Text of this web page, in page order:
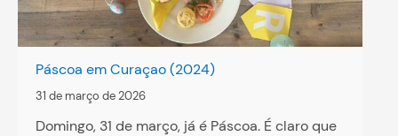
Páscoa em Curaçao (2024)
31 de março de 2026
Domingo, 31 de março, já é Páscoa. É claro que